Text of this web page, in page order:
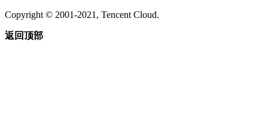
Copyright © 2001-2021, Tencent Cloud.
返回顶部